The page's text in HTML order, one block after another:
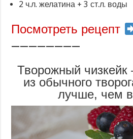
2 ч.л. желатина + 3 ст.л. воды
Посмотреть рецепт
————————
Творожный
из обычного
лучше, чем